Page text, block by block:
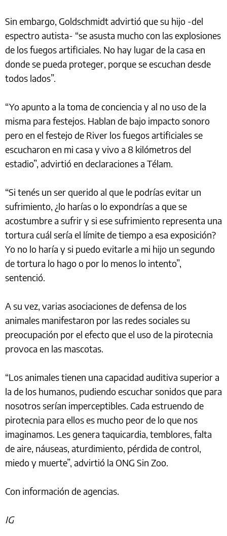
Sin embargo, Goldschmidt advirtió que su hijo -del
espectro autista- “se asusta mucho con las explosiones
de los fuegos artificiales. No hay lugar de la casa en
donde se pueda proteger, porque se escuchan desde
todos lados”.
“Yo apunto a la toma de conciencia y al no uso de la
misma para festejos. Hablan de bajo impacto sonoro
pero en el festejo de River los fuegos artificiales se
escucharon en mi casa y vivo a 8 kilómetros del
estadio”, advirtió en declaraciones a Télam.
“Si tenés un ser querido al que le podrías evitar un
sufrimiento, ¿lo harías o lo expondrías a que se
acostumbre a sufrir y si ese sufrimiento representa una
tortura cuál sería el límite de tiempo a esa exposición?
Yo no lo haría y si puedo evitarle a mi hijo un segundo
de tortura lo hago o por lo menos lo intento”,
sentenció.
A su vez, varias asociaciones de defensa de los
animales manifestaron por las redes sociales su
preocupación por el efecto que el uso de la pirotecnia
provoca en las mascotas.
“Los animales tienen una capacidad auditiva superior a
la de los humanos, pudiendo escuchar sonidos que para
nosotros serían imperceptibles. Cada estruendo de
pirotecnia para ellos es mucho peor de lo que nos
imaginamos. Les genera taquicardia, temblores, falta
de aire, náuseas, aturdimiento, pérdida de control,
miedo y muerte”, advirtió la ONG Sin Zoo.
Con información de agencias.
IG